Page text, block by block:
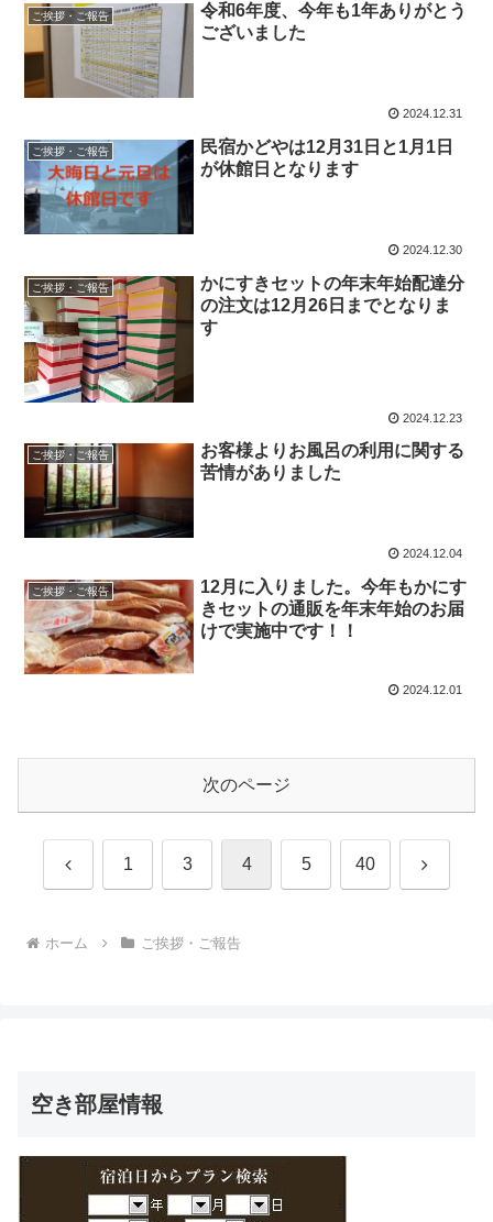
ご挨拶・ご報告
令和6年度、今年も1年ありがとう
ございました
2024.12.31
ご挨拶・ご報告
民宿かどやは12月31日と1月1日
が休館日となります
2024.12.30
ご挨拶・ご報告
かにすきセットの年末年始配達分
の注文は12月26日までとなりま
す
2024.12.23
ご挨拶・ご報告
お客様よりお風呂の利用に関する
苦情がありました
2024.12.04
ご挨拶・ご報告
12月に入りました。今年もかにす
きセットの通販を年末年始のお届
けで実施中です！！
2024.12.01
次のページ
前 1 3 4 5 40 次
ホーム ご挨拶・ご報告
空き部屋情報